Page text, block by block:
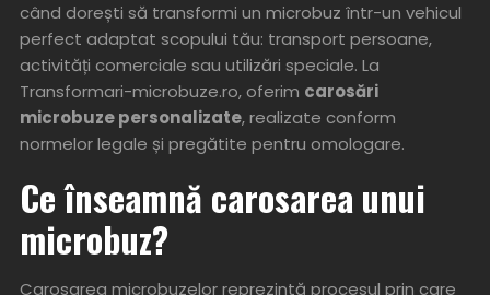
când dorești să transformi un microbuz într-un vehicul
perfect adaptat scopului tău: transport persoane,
activități comerciale sau utilizări speciale. La
Transformari-microbuze.ro, oferim carosări
microbuze personalizate, realizate conform
normelor legale și pregătite pentru omologare.
Ce înseamnă carosarea unui
microbuz?
Carosarea microbuzelor reprezintă procesul prin care